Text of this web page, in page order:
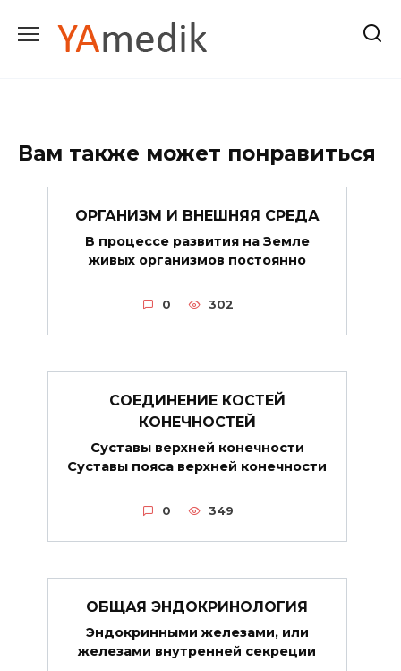
содержанию
Вам также может понравиться
ОРГАНИЗМ И ВНЕШНЯЯ СРЕДА
В процессе развития на Земле
живых организмов постоянно
0 302
СОЕДИНЕНИЕ КОСТЕЙ
КОНЕЧНОСТЕЙ
Суставы верхней конечности
Суставы пояса верхней конечности
0 349
ОБЩАЯ ЭНДОКРИНОЛОГИЯ
Эндокринными железами, или
железами внутренней секреции